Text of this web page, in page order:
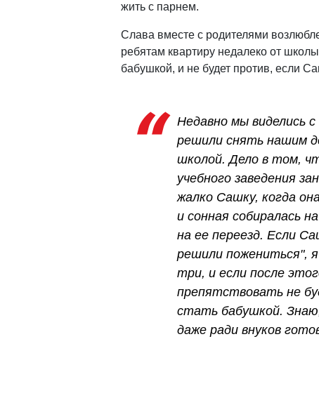
жить с парнем.
Слава вместе с родителями
ребятам квартиру недалеко от
бабушкой, и не будет против, если
Недавно мы виделись
решили снять нашим
школой. Дело в том,
учебного заведения
жалко Сашку, когда
и сонная собиралась
на ее переезд. Если
решили пожениться",
три, и если после
препятствовать не
стать бабушкой.
даже ради внуков